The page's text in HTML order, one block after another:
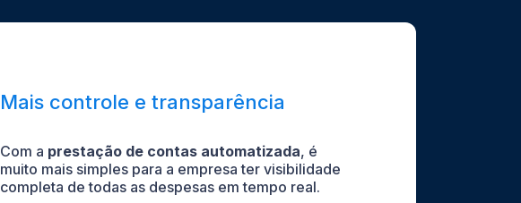
Mais controle e transparência
Com a prestação de contas automatizada, é
muito mais simples para a empresa ter visibilidade
completa de todas as despesas em tempo real.